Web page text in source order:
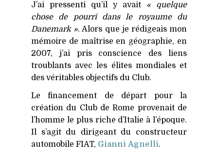
J’ai pressenti qu’il y avait « quelque
chose de pourri dans le royaume du
Danemark ». Alors que je rédigeais mon
mémoire de maîtrise en géographie, en
2007, j’ai pris conscience des liens
troublants avec les élites mondiales et
des véritables objectifs du Club.
Le financement de départ pour la
création du Club de Rome provenait de
l’homme le plus riche d’Italie à l’époque.
Il s’agit du dirigeant du constructeur
automobile FIAT, Gianni Agnelli.